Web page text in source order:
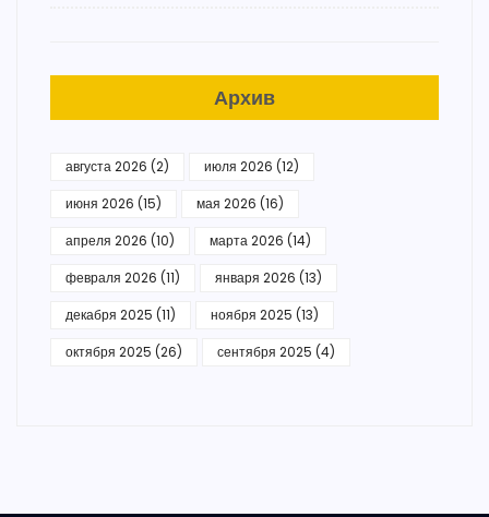
Архив
августа 2026 (2) июля 2026 (12)
июня 2026 (15) мая 2026 (16)
апреля 2026 (10) марта 2026 (14)
февраля 2026 (11) января 2026 (13)
декабря 2025 (11) ноября 2025 (13)
октября 2025 (26) сентября 2025 (4)